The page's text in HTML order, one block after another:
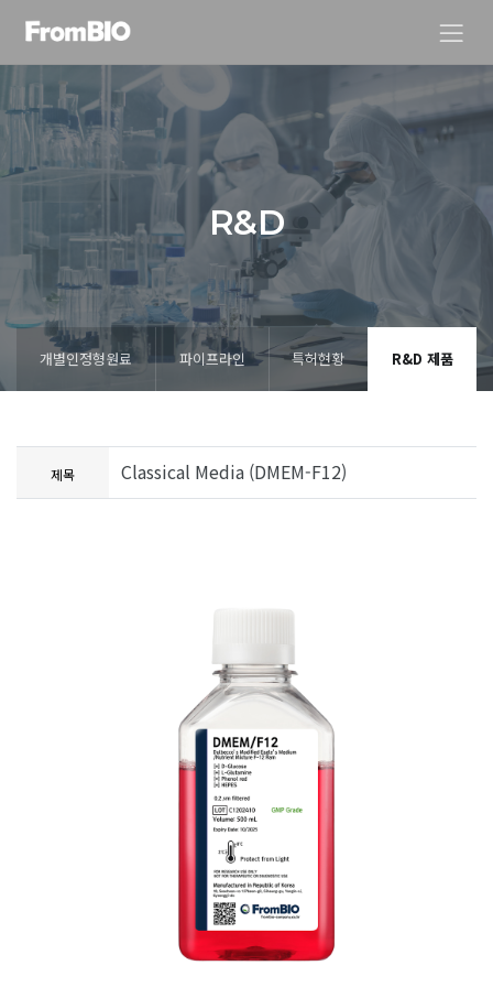
R&D
개별인정형원료 파이프라인 특허현황 R&D 제품
제목 Classical Media (DMEM-F12)